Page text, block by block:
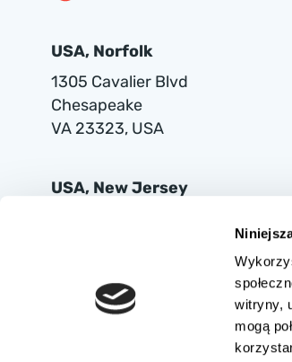
witryny,
mogą
USA, Norfolk
1305 Cavalier Blvd
Chesapeake
VA 23323, USA
USA, New Jersey